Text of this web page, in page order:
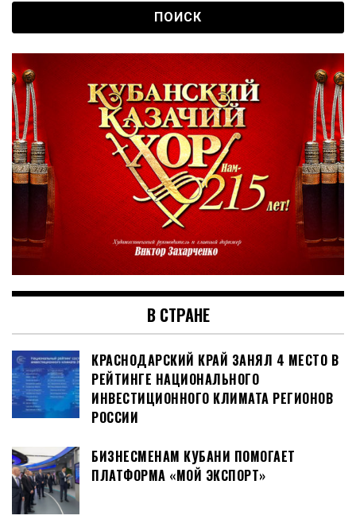
В СТРАНЕ
КРАСНОДАРСКИЙ КРАЙ ЗАНЯЛ 4 МЕСТО В
РЕЙТИНГЕ НАЦИОНАЛЬНОГО
ИНВЕСТИЦИОННОГО КЛИМАТА РЕГИОНОВ
РОССИИ
БИЗНЕСМЕНАМ КУБАНИ ПОМОГАЕТ
ПЛАТФОРМА «МОЙ ЭКСПОРТ»